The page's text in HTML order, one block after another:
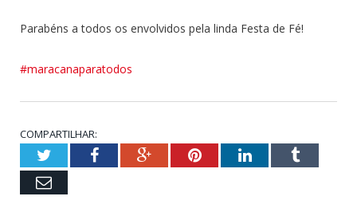
Parabéns a todos os envolvidos pela linda Festa de Fé!
#maracanaparatodos
COMPARTILHAR:
TwitterFacebookGoogle+PinterestLinkedInTumblr
Email